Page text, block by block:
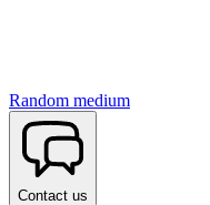
Random medium
Contact us